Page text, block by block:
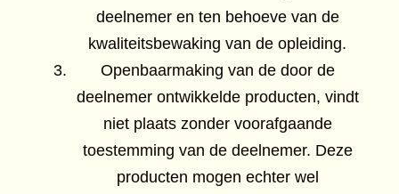
deelnemer en ten behoeve van de
kwaliteitsbewaking van de opleiding.
Openbaarmaking van de door de
deelnemer ontwikkelde producten, vindt
niet plaats zonder voorafgaande
toestemming van de deelnemer. Deze
producten mogen echter wel